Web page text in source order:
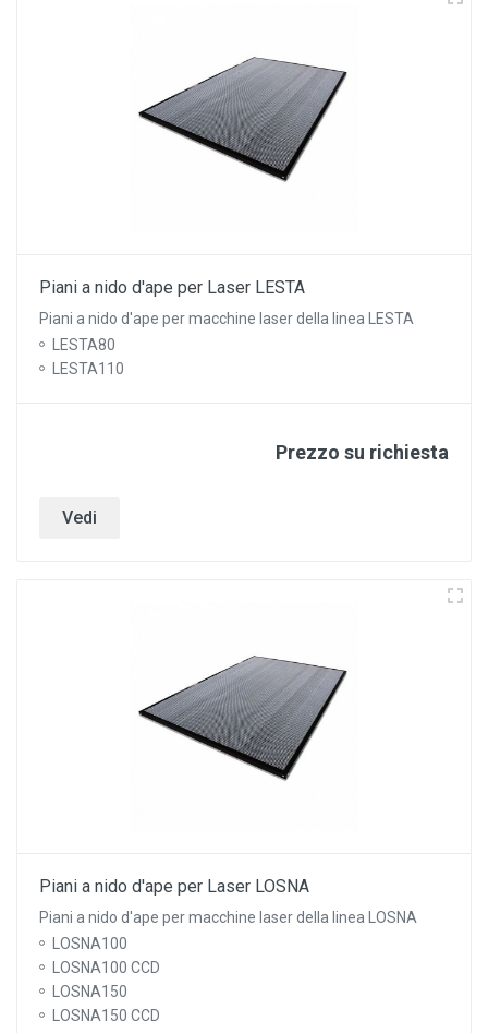
Piani a nido d'ape per Laser LESTA
Piani a nido d'ape per macchine laser della linea LESTA
LESTA80
LESTA110
Prezzo su richiesta
Vedi
Piani a nido d'ape per Laser LOSNA
Piani a nido d'ape per macchine laser della linea LOSNA
LOSNA100
LOSNA100 CCD
LOSNA150
LOSNA150 CCD